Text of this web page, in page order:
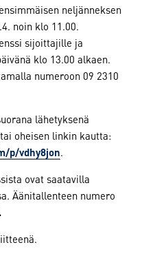
neljänneksen
noin klo 11.00.
sijoittajille ja
klo 13.00 alkaen.
numeroon 09 2310
lähetyksenä
oheisen linkin kautta:
p/vdhy8jon.
ovat saatavilla
Äänitallenteen numero
.